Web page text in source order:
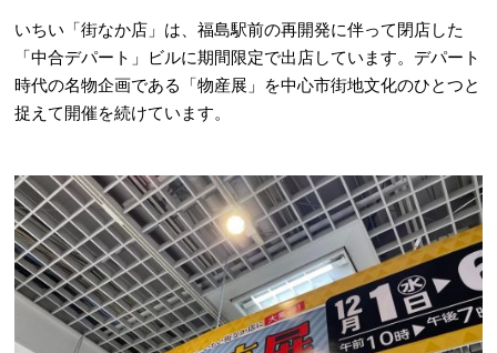
いちい「街なか店」は、福島駅前の再開発に伴って閉店した
「中合デパート」ビルに期間限定で出店しています。デパート
時代の名物企画である「物産展」を中心市街地文化のひとつと
捉えて開催を続けています。